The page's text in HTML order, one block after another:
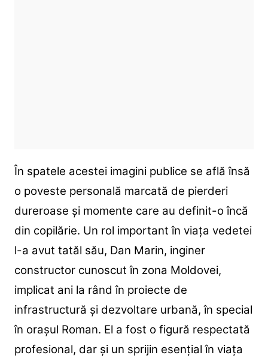
În spatele acestei imagini publice se află însă
o poveste personală marcată de pierderi
dureroase și momente care au definit-o încă
din copilărie. Un rol important în viața vedetei
l-a avut tatăl său, Dan Marin, inginer
constructor cunoscut în zona Moldovei,
implicat ani la rând în proiecte de
infrastructură și dezvoltare urbană, în special
în orașul Roman. El a fost o figură respectată
profesional, dar și un sprijin esențial în viața